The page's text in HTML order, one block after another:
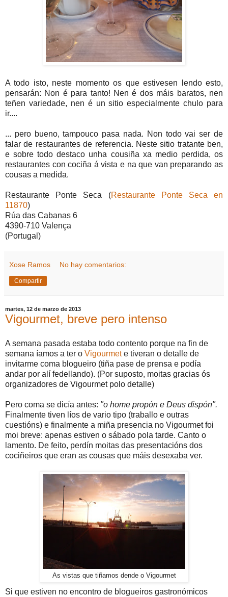
A todo isto, neste momento os que estivesen lendo esto,
pensarán: Non é para tanto! Nen é dos máis baratos, nen
teñen variedade, nen é un sitio especialmente chulo para
ir....
... pero bueno, tampouco pasa nada. Non todo vai ser de
falar de restaurantes de referencia. Neste sitio tratante ben,
e sobre todo destaco unha cousiña xa medio perdida, os
restaurantes con cociña á vista e na que van preparando as
cousas a medida.
Restaurante Ponte Seca (Restaurante Ponte Seca en
11870)
Rúa das Cabanas 6
4390-710 Valença
(Portugal)
Xose Ramos No hay comentarios:
Compartir
martes, 12 de marzo de 2013
Vigourmet, breve pero intenso
A semana pasada estaba todo contento porque na fin de
semana íamos a ter o Vigourmete tiveran o detalle de
invitarme coma blogueiro (tiña pase de prensa e podía
andar por alí fedellando). (Por suposto, moitas gracias ós
organizadores de Vigourmet polo detalle)
Pero coma se dicía antes: "o home propón e Deus dispón".
Finalmente tiven líos de vario tipo (traballo e outras
cuestións) e finalmente a miña presencia no Vigourmet foi
moi breve: apenas estiven o sábado pola tarde. Canto o
lamento. De feito, perdín moitas das presentacións dos
cociñeiros que eran as cousas que máis desexaba ver.
As vistas que tiñamos dende o Vigourmet
Si que estiven no encontro de blogueiros gastronómicos